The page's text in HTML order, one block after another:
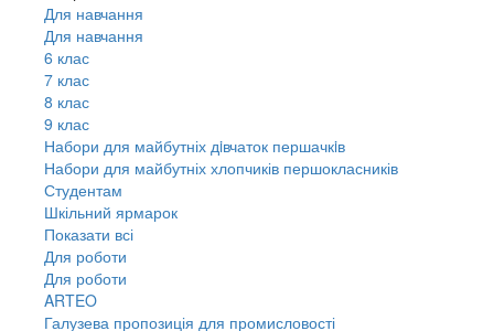
Для навчання
Для навчання
6 клас
7 клас
8 клас
9 клас
Набори для майбутніх дiвчаток першачкiв
Набори для майбутніх хлопчиків першокласників
Студентам
Шкільний ярмарок
Показати всі
Для роботи
Для роботи
ARTEO
Галузева пропозиція для промисловості